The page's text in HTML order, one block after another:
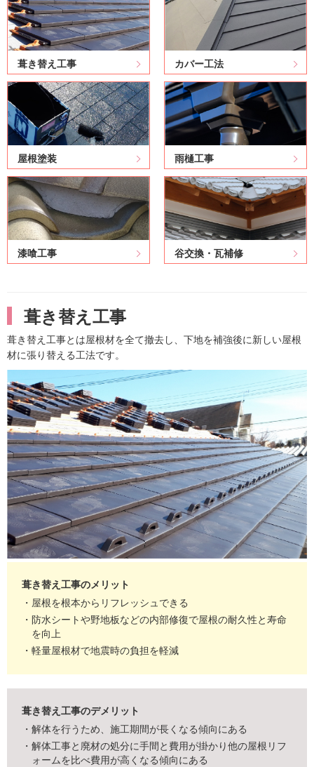
葺き替え工事 カバー工法
屋根塗装 雨樋工事
漆喰工事 谷交換・瓦補修
葺き替え工事
葺き替え工事とは屋根材を全て撤去し、下地を補強後に新しい屋根
材に張り替える工法です。
葺き替え工事のメリット
・屋根を根本からリフレッシュできる
・防水シートや野地板などの内部修復で屋根の耐久性と寿命
を向上
・軽量屋根材で地震時の負担を軽減
葺き替え工事のデメリット
・解体を行うため、施工期間が長くなる傾向にある
・解体工事と廃材の処分に手間と費用が掛かり他の屋根リフ
ォームを比べ費用が高くなる傾向にある